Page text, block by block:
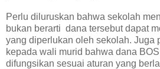
Perlu diluruskan bahwa sekolah
bukan berarti dana tersebut dapat
yang diperlukan oleh sekolah. Juga
kepada wali murid bahwa dana
difungsikan sesuai aturan yang